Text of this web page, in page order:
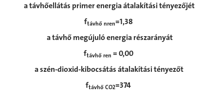
a távhőellátás primer energia átalakítási tényezőjét
ftávhő nren=1,38
a távhő megújuló energia részarányát
ftávhő ren = 0,00
a szén-dioxid-kibocsátás átalakítási tényezőt
ftávhő CO2=374